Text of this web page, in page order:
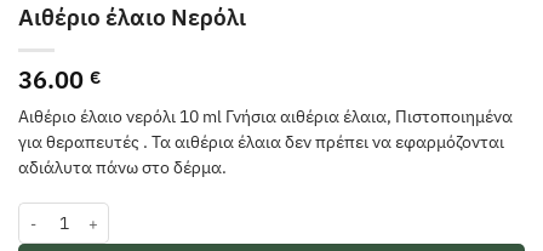
Αιθέριο έλαιο Νερόλι
36.00 €
Αιθέριο έλαιο νερόλι 10 ml Γνήσια αιθέρια έλαια, Πιστοποιημένα
για θεραπευτές . Τα αιθέρια έλαια δεν πρέπει να εφαρμόζονται
αδιάλυτα πάνω στο δέρμα.
Αιθέριο έλαιο Νερόλι ποσότητα